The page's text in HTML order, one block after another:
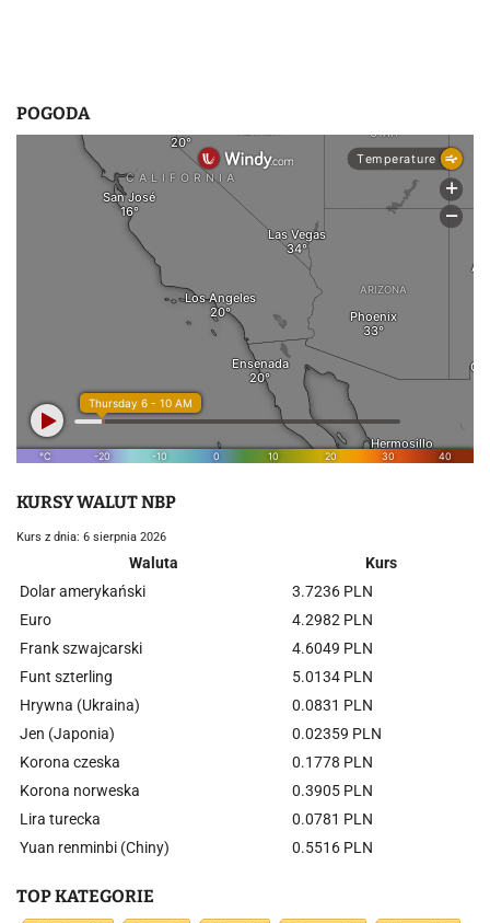
POGODA
KURSY WALUT NBP
Kurs z dnia: 6 sierpnia 2026
Waluta
Kurs
Dolar amerykański
3.7236 PLN
Euro
4.2982 PLN
Frank szwajcarski
4.6049 PLN
Funt szterling
5.0134 PLN
Hrywna (Ukraina)
0.0831 PLN
Jen (Japonia)
0.02359 PLN
Korona czeska
0.1778 PLN
Korona norweska
0.3905 PLN
Lira turecka
0.0781 PLN
Yuan renminbi (Chiny)
0.5516 PLN
TOP KATEGORIE